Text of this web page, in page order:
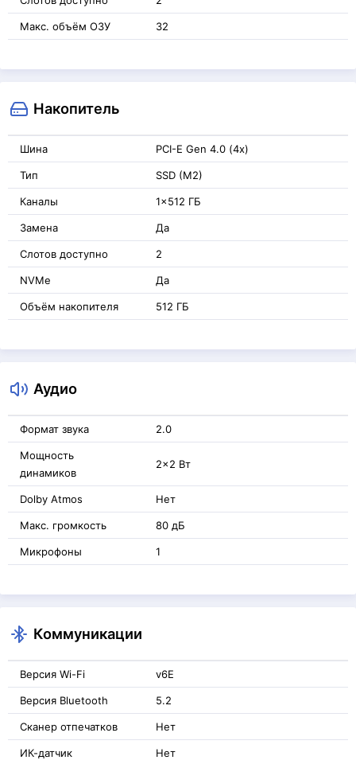
Макс. объём ОЗУ 32
Накопитель
Шина PCI-E Gen 4.0 (4x)
Тип SSD (M2)
Каналы 1x512 ГБ
Замена Да
Слотов доступно 2
NVMe Да
Объём накопителя 512 ГБ
Аудио
Формат звука 2.0
Мощность
динамиков
2x2 Вт
Dolby Atmos Нет
Макс. громкость 80 дБ
Микрофоны 1
Коммуникации
Версия Wi-Fi v6E
Версия Bluetooth 5.2
Сканер отпечатков Нет
ИК-датчик Нет